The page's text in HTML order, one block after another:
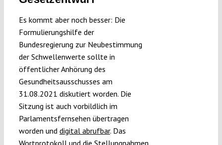
Es kommt aber noch besser: Die
Formulierungshilfe der
Bundesregierung zur Neubestimmung
der Schwellenwerte sollte in
öffentlicher Anhörung des
Gesundheitsausschusses am
31.08.2021 diskutiert worden. Die
Sitzung ist auch vorbildlich im
Parlamentsfernsehen übertragen
worden und digital abrufbar. Das